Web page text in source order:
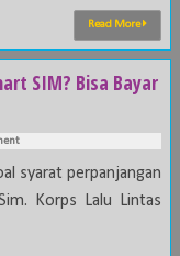
Read More
SIM? Bisa Bayar
syarat perpanjangan
Korps Lalu Lintas